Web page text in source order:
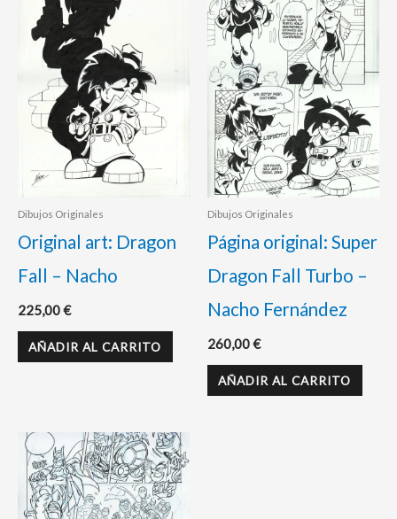
Dibujos Originales
Original art: Dragon
Fall – Nacho
225,00€
AÑADIR AL CARRITO
Dibujos Originales
Página original: Super
Dragon Fall Turbo –
Nacho Fernández
260,00€
AÑADIR AL CARRITO